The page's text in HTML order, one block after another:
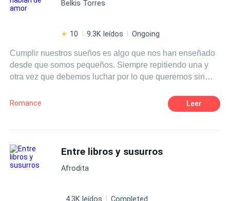
Belkis Torres
10 9.3K leídos Ongoing
Cumplir nuestros sueños es algo que nos han enseñado
desde que somos pequeños. Siempre repitiendo una y
otra vez que debemos luchar por lo que queremos sin
tenía en mente cuando se subió a un avión para ir al otro
extremo del país, para perseguir eso que tanto anhelaba.
cosas más, nuevas amistades, nuevos gustos, pero sobre
todo, algo sobre lo que solamente había escrito y leído: el
Romance Leer
Entre libros y susurros
Afrodita
4.3K leídos Completed